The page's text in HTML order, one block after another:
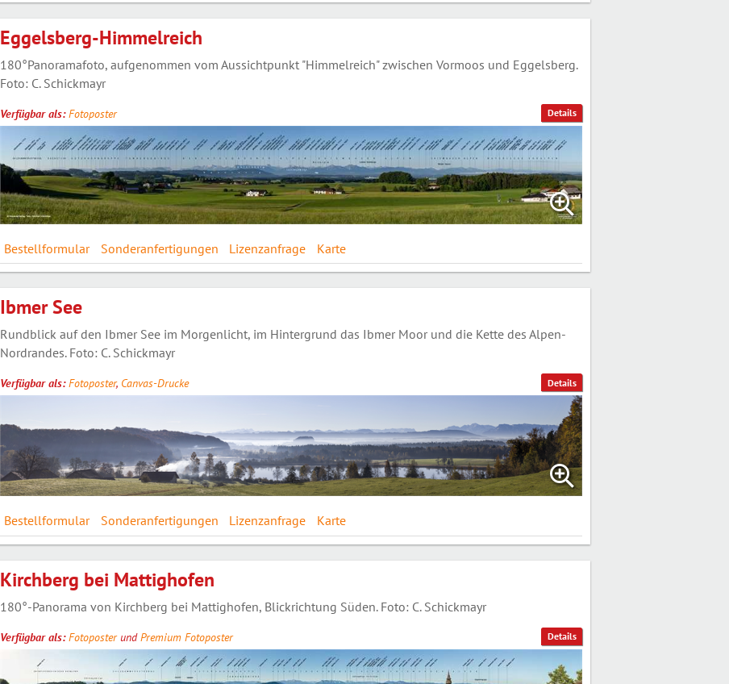
Details
Eggelsberg-Himmelreich
180°Panoramafoto, aufgenommen vom Aussichtpunkt "Himmelreich" zwischen Vormoos und Eggelsberg.
Foto: C. Schickmayr
Verfügbar als:Fotoposter
Bestellformular Sonderanfertigungen Lizenzanfrage Karte
Details
Ibmer See
Rundblick auf den Ibmer See im Morgenlicht, im Hintergrund das Ibmer Moor und die Kette des Alpen-
Nordrandes. Foto: C. Schickmayr
Verfügbar als:Fotoposter, Canvas-Drucke
Bestellformular Sonderanfertigungen Lizenzanfrage Karte
Details
Kirchberg bei Mattighofen
180°-Panorama von Kirchberg bei Mattighofen, Blickrichtung Süden. Foto: C. Schickmayr
Verfügbar als:FotoposterundPremium Fotoposter